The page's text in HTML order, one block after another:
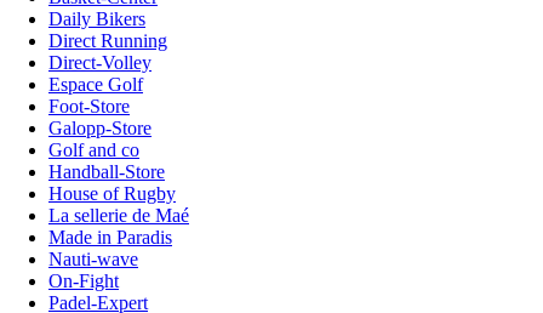
Daily Bikers
Direct Running
Direct-Volley
Espace Golf
Foot-Store
Galopp-Store
Golf and co
Handball-Store
House of Rugby
La sellerie de Maé
Made in Paradis
Nauti-wave
On-Fight
Padel-Expert